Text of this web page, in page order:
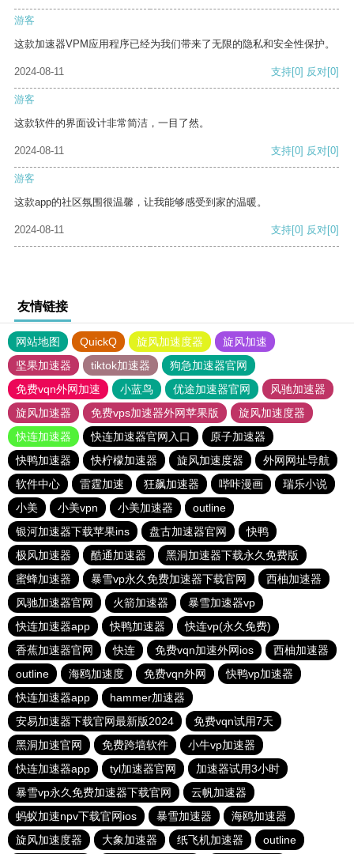
游客
这款加速器VPM应用程序已经为我们带来了无限的隐私和安全性保护。
2024-08-11 支持[0] 反对[0]
游客
这款软件的界面设计非常简洁，一目了然。
2024-08-11 支持[0] 反对[0]
游客
这款app的社区氛围很温馨，让我能够感受到家的温暖。
2024-08-11 支持[0] 反对[0]
友情链接
网站地图 QuickQ 旋风加速度器
旋风加速
坚果加速器
tiktok加速器
狗急加速器官网
免费vqn外网加速
小蓝鸟 优途加速器官网
风驰加速器
旋风加速器
免费vps加速器外网苹果版
旋风加速度器
快连加速器
快连加速器官网入口
原子加速器
快鸭加速器
快柠檬加速器 旋风加速度器
外网网址导航
软件中心
雷霆加速 狂飙加速器 哔咔漫画
瑞乐小说
小美
小美vpn 小美加速器
outline
银河加速器下载苹果ins
盘古加速器官网
快鸭
极风加速器
酷通加速器
黑洞加速器下载永久免费版
蜜蜂加速器
暴雪vp永久免费加速器下载官网
西柚加速器
风驰加速器官网
火箭加速器
暴雪加速器vp
快连加速器app
快鸭加速器
快连vp(永久免费)
香蕉加速器官网
快连 免费vqn加速外网ios
西柚加速器
outline
海鸥加速度 免费vqn外网
快鸭vp加速器
快连加速器app
hammer加速器
安易加速器下载官网最新版2024
免费vqn试用7天
黑洞加速官网
免费跨墙软件
小牛vp加速器
快连加速器app
tyl加速器官网
加速器试用3小时
暴雪vp永久免费加速器下载官网
云帆加速器
蚂蚁加速npv下载官网ios
暴雪加速器
海鸥加速器
旋风加速度器
大象加速器 纸飞机加速器 outline